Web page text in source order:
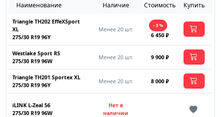
Наименование Наличие Стоимость Купить
Triangle TH202 EffeXSport
XL
275/30 R19 96Y
Менее 20 шт.
- 3 %
6 450 ₽
Westlake Sport RS
275/30 R19 96W
Менее 20 шт. 9 900 ₽
Triangle TH201 Sportex XL
275/30 R19 96Y
Менее 20 шт. 8 000 ₽
iLINK L-Zeal 56
275/30 R19 96W
Нет в
наличии